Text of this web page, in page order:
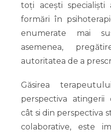
toți acești specialiști
formări în
enumerate mai
asemenea,
autoritatea de a
Găsirea
perspectiva atingerii
cât si din perspectiva
colaborative, este